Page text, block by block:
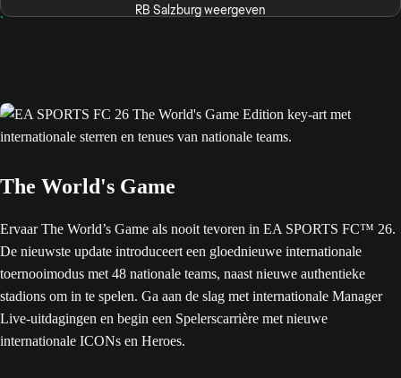
RB Salzburg weergeven
The World's Game
Ervaar The World’s Game als nooit tevoren in EA SPORTS FC™ 26.
De nieuwste update introduceert een gloednieuwe internationale
toernooimodus met 48 nationale teams, naast nieuwe authentieke
stadions om in te spelen. Ga aan de slag met internationale Manager
Live-uitdagingen en begin een Spelerscarrière met nieuwe
internationale ICONs en Heroes.